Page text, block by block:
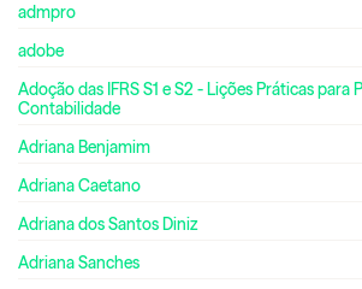
admpro
adobe
Adoção das IFRS S1 e S2 - Lições Práticas para
Contabilidade
Adriana Benjamim
Adriana Caetano
Adriana dos Santos Diniz
Adriana Sanches